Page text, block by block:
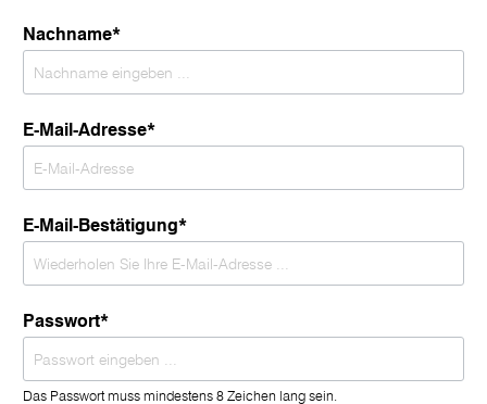
Nachname*
E-Mail-Adresse*
E-Mail-Bestätigung*
Passwort*
Das Passwort muss mindestens 8 Zeichen lang sein.